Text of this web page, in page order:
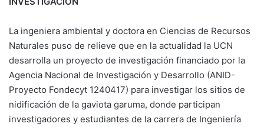
La ingeniera ambiental y doctora en Ciencias de Recursos
Naturales puso de relieve que en la actualidad la UCN
desarrolla un proyecto de investigación financiado por la
Agencia Nacional de Investigación y Desarrollo (ANID-
Proyecto Fondecyt 1240417) para investigar los sitios de
nidificación de la gaviota garuma, donde participan
investigadores y estudiantes de la carrera de Ingeniería